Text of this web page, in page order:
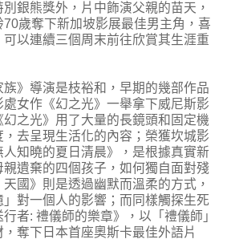
銀熊獎外，片中飾演父親的苗天，
歲奪下新加坡影展最佳男主角，喜
以連續三個周末前往欣賞其生涯重
》導演是枝裕和，早期的幾部作品
處女作《幻之光》一舉拿下威尼斯影
之光》用了大量的長鏡頭和固定機
去呈現生活化的內容；榮獲坎城影
知曉的夏日清晨》，是根據真實新
遺棄的四個孩子，如何獨自面對殘
國》則是透過幽默而溫柔的方式，
對一個人的影響；而同樣觸探生死
者: 禮儀師的樂章》，以「禮儀師」
奪下日本首座奧斯卡最佳外語片